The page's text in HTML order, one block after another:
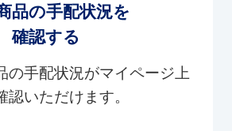
品の手配状況を
確認する
の手配状況がマイページ上
認いただけます。